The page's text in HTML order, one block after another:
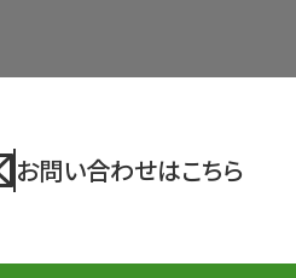
お問い合わせはこちら